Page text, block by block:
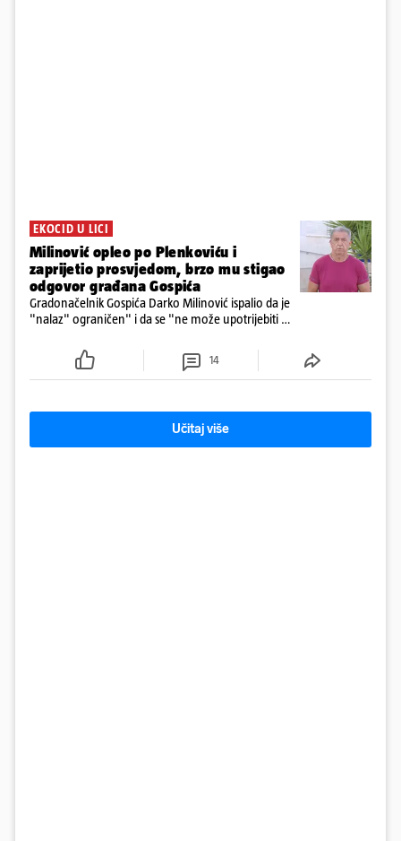
EKOCID U LICI
Milinović opleo po Plenkoviću i
zaprijetio prosvjedom, brzo mu stigao
odgovor građana Gospića
Gradonačelnik Gospića Darko Milinović ispalio da je
"nalaz" ograničen" i da se "ne može upotrijebiti za
ga je naručio Uskok i da je dio spisa
14
Učitaj više